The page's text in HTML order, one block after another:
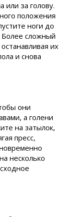
или за голову.
положения
ноги до
Более сложный
их
и снова
они
а голени
на затылок,
пресс,
несколько